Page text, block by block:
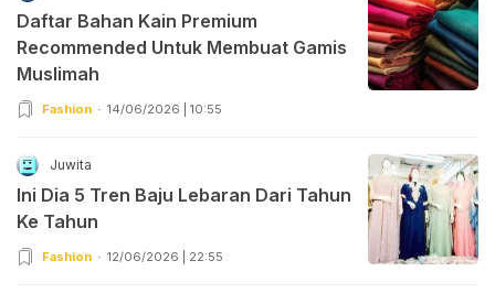
Daftar Bahan Kain Premium
Recommended Untuk Membuat Gamis
Muslimah
Fashion 14/06/2026 | 10:55
Juwita
Ini Dia 5 Tren Baju Lebaran Dari Tahun
Ke Tahun
Fashion 12/06/2026 | 22:55